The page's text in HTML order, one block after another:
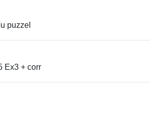
puzzel
Ex3 + corr